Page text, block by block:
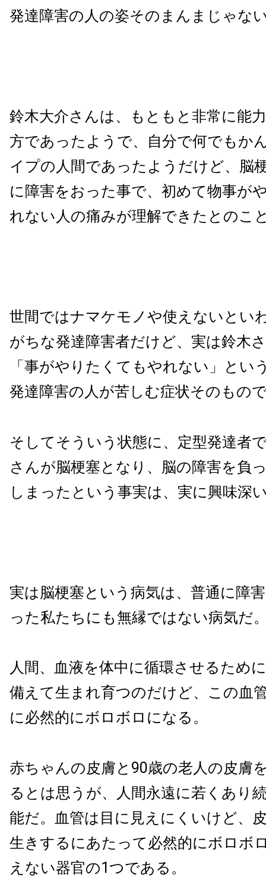
発達障害の人の姿そのまんまじゃな
鈴木大介さんは、もともと非常に能
方であったようで、自分で何でもか
イプの人間であったようだけど、脳
に障害をおった事で、初めて物事が
れない人の痛みが理解できたとのこ
世間ではナマケモノや使えないとい
がちな発達障害者だけど、実は鈴木
「事がやりたくてもやれない」とい
発達障害の人が苦しむ症状そのもの
そしてそういう状態に、定型発達者
さんが脳梗塞となり、脳の障害を負
しまったという事実は、実に興味深
実は脳梗塞という病気は、普通に障
った私たちにも無縁ではない病気だ
人間、血液を体中に循環させるため
備えて生まれ育つのだけど、この血
に必然的にボロボロになる。
赤ちゃんの皮膚と90歳の老人の皮膚
るとは思うが、人間永遠に若くあり
能だ。血管は目に見えにくいけど、
生きするにあたって必然的にボロボ
えない器官の1つである。